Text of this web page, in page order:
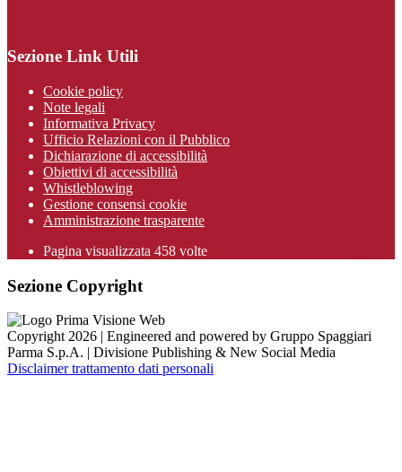
Sezione Link Utili
Cookie policy
Note legali
Informativa Privacy
Ufficio Relazioni con il Pubblico
Dichiarazione di accessibilità
Obiettivi di accessibilità
Whistleblowing
Gestione consensi cookie
Amministrazione trasparente
Pagina visualizzata 458 volte
Sezione Copyright
Copyright 2026 | Engineered and powered by Gruppo Spaggiari
Parma S.p.A. | Divisione Publishing & New Social Media
Disclaimer trattamento dati personali